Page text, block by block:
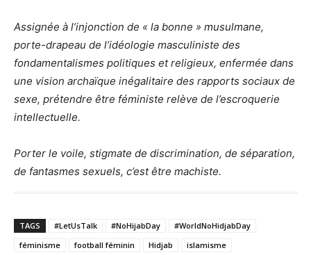
Assignée à l’injonction de « la bonne » musulmane,
porte-drapeau de l’idéologie masculiniste des
fondamentalismes politiques et religieux, enfermée dans
une vision archaïque inégalitaire des rapports sociaux de
sexe, prétendre être féministe relève de l’escroquerie
intellectuelle.
Porter le voile, stigmate de discrimination, de séparation,
de fantasmes sexuels, c’est être machiste.
TAGS #LetUsTalk #NoHijabDay
#WorldNoHidjabDay
féminisme
football féminin Hidjab
islamisme